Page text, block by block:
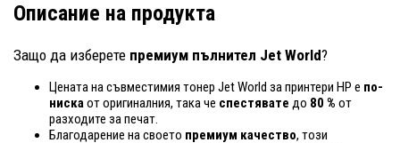
Описание на продукта
Защо да изберете премиум пълнител Jet World?
Цената на съвместимия тонер Jet World за принтери HP е по-
нискаот оригиналния, така че спестявате до 80 % от
разходите за печат.
Благодарение на своето премиум качество, този